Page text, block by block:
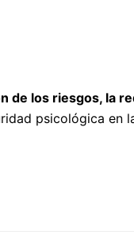
los riesgos, la
psicológica